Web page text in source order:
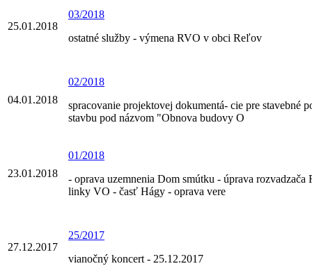
25.01.2018
03/2018
ostatné služby - výmena RVO v obci Reľov
04.01.2018
02/2018
spracovanie projektovej dokumentá- cie pre stavebné
stavbu pod názvom "Obnova budovy O
23.01.2018
01/2018
- oprava uzemnenia Dom smútku - úprava rozvadzača
linky VO - časť Hágy - oprava vere
27.12.2017
25/2017
vianočný koncert - 25.12.2017